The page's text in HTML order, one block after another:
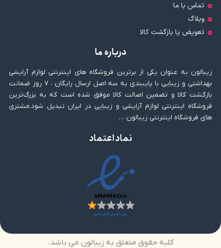
تماس با ما
وبلاگ
تعویض یا بازگشت کالا
درباره ما
زیبالون به عنوان یکی از برترین فروشگاه های اینترنتی لوازم آرایشی
بهداشتی و زیبایی با پایبندی به سه اصل ارسال رایگان ، ۷ روز ضمانت
بازگشت کالا و تضمین اصالت کالا موفق شده است که به بزرگ‌ترین
فروشگاه اینترنتی لوازم آرایشی و زیبایی در ایران تبدیل شود.مشتری
های فروشگاه اینترنتی زیبالون …
نماد اعتماد
کلیه حقوق متعلق به زیبالون می باشد.